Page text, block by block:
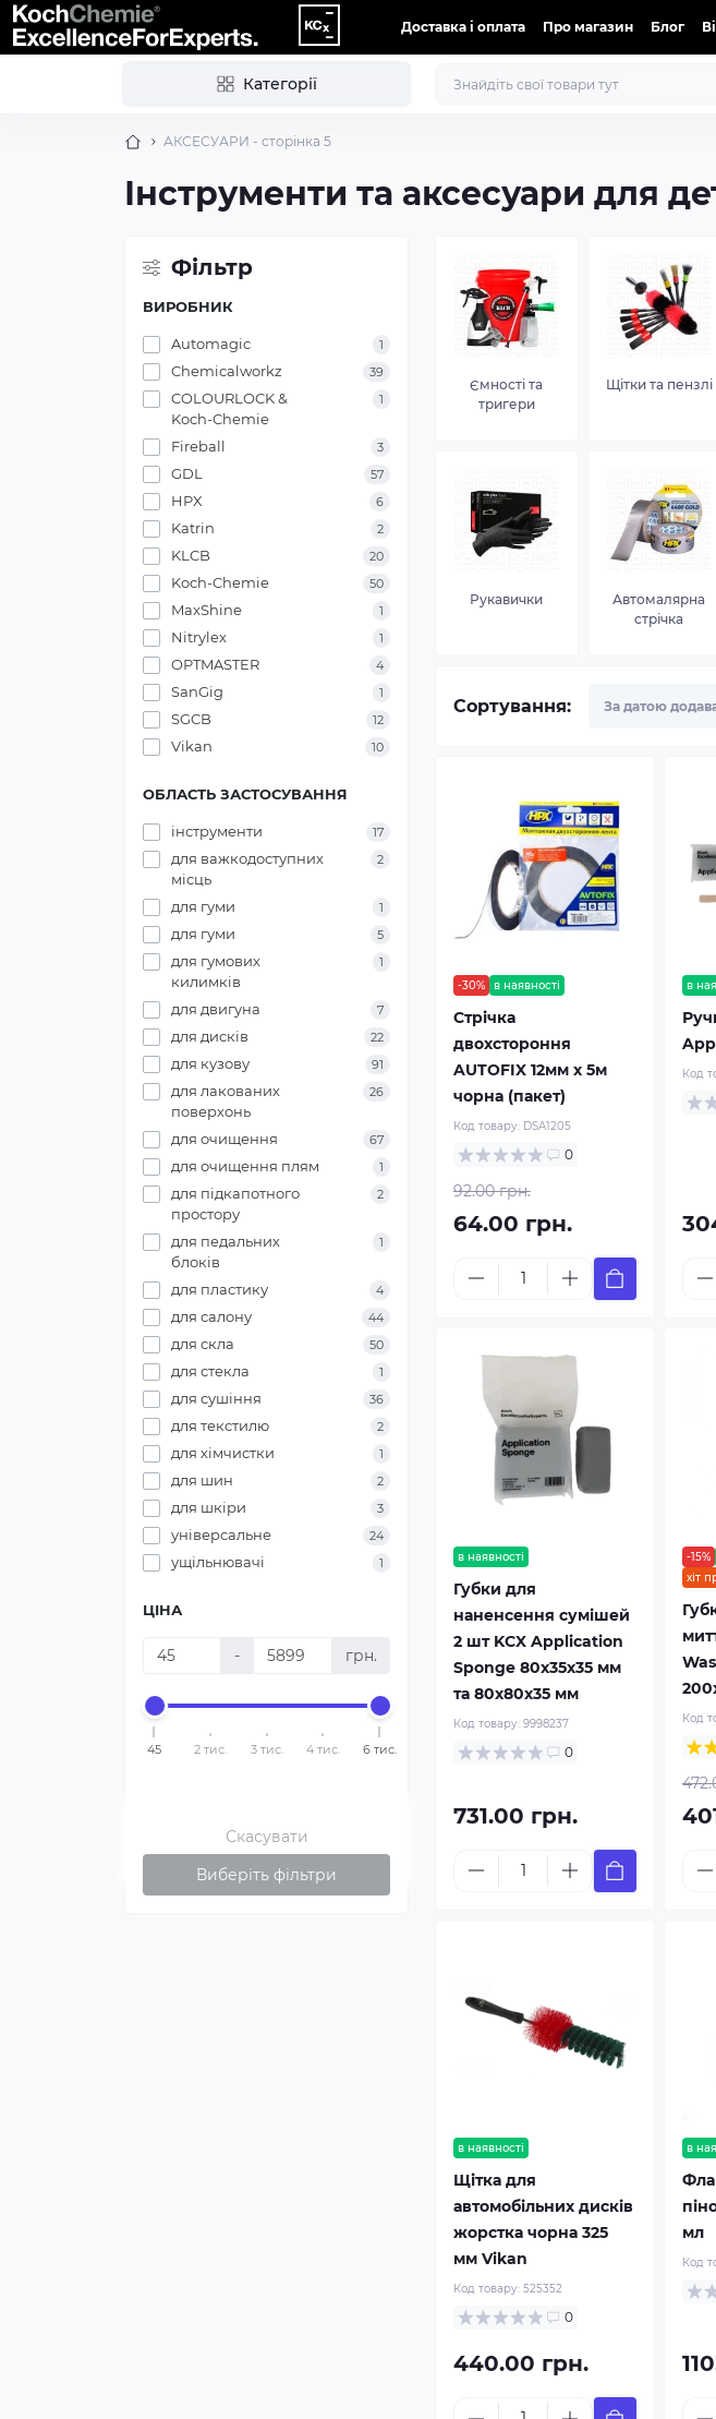
Доставка і оплата Про магазин Блог
Категорії
АКСЕСУАРИ - сторінка 5
Інструменти та аксесуари для
Фільтр
ВИРОБНИК
Automagic 1
Chemicalworkz 39
COLOURLOCK &
Koch-Chemie
1
Fireball 3
GDL 57
HPX 6
Katrin 2
KLCB 20
Koch-Chemie 50
MaxShine 1
Nitrylex 1
OPTMASTER 4
SanGig 1
SGCB 12
Vikan 10
ОБЛАСТЬ ЗАСТОСУВАННЯ
інструменти 17
для важкодоступних
місць
2
для гуми 1
для гуми 5
для гумових
килимків
1
для двигуна 7
для дисків 22
для кузову 91
для лакованих
поверхонь
26
для очищення 67
для очищення плям 1
для підкапотного
простору
2
для педальних
блоків
1
для пластику 4
для салону 44
для скла 50
для стекла 1
для сушіння 36
для текстилю 2
для хімчистки 1
для шин 2
для шкіри 3
універсальне 24
ущільнювачі 1
ЦІНА
- грн.
45 2 тис. 3 тис. 4 тис. 6 тис.
Скасувати
Виберіть фільтри
Ємності та
тригери
Щітки та пензлі
Рукавички
Автомалярна
стрічка
Сортування:
-30% в наявності
Стрічка
двохстороння
AUTOFIX 12мм x 5м
чорна (пакет)
Код товару: DSA1205
0
92.00 грн.
64.00 грн.
в
Код
в наявності
Губки для
наненсення сумішей
2 шт KCX Application
Sponge 80x35x35 мм
та 80x80x35 мм
Код товару: 9998237
0
731.00 грн.
-15%
хіт
Код
в наявності
Щітка для
автомобільних дисків
жорстка чорна 325
мм Vikan
Код товару: 525352
0
440.00 грн.
в
мл
Код